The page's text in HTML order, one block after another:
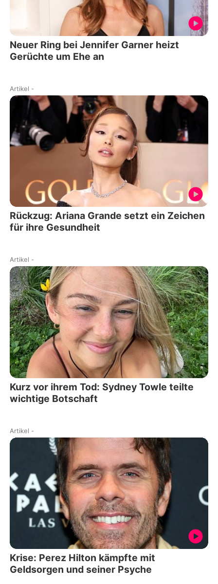
Neuer Ring bei Jennifer Garner heizt
Gerüchte um Ehe an
Artikel -
Rückzug: Ariana Grande setzt ein Zeichen
für ihre Gesundheit
Artikel -
Kurz vor ihrem Tod: Sydney Towle teilte
wichtige Botschaft
Artikel -
Krise: Perez Hilton kämpfte mit
Geldsorgen und seiner Psyche